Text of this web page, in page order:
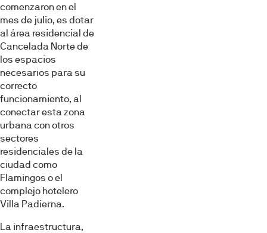
comenzaron en el
mes de julio, es dotar
al área residencial de
Cancelada Norte de
los espacios
necesarios para su
correcto
funcionamiento, al
conectar esta zona
urbana con otros
sectores
residenciales de la
ciudad como
Flamingos o el
complejo hotelero
Villa Padierna.
La infraestructura,